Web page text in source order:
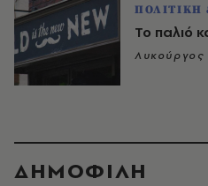
ΠΟΛΙΤΙΚΗ
Το παλιό
Λυκούργος
ΔΗΜΟΦΙΛΗ